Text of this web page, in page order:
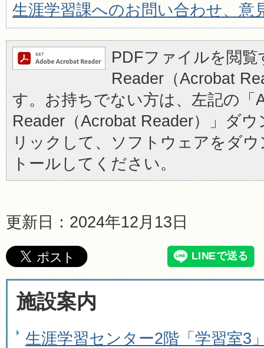
生涯学習課へのお問い合わせ、意
PDFファイルを閲
Reader（Acrobat
す。お持ちでない方は、左記の「
Reader（Acrobat Reader）」ダ
リックして、ソフトウェアをダ
トールしてください。
更新日：2024年12月13日
施設案内
生涯学習センター2階「学習室3